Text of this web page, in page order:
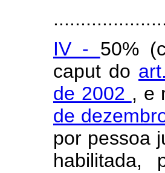
IV - 50%
caput do
de 2002 , e
de
por pessoa
habilitada,